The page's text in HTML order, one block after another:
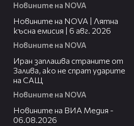
Новините на NOVA
Новините на NOVA | Лятна
късна емисия | 6 авг. 2026
Новините на NOVA
Иран заплашва страните от
Залива, ако не спрат ударите
на САЩ
Новините на NOVA
Новините на ВИА Медия -
06.08.2026